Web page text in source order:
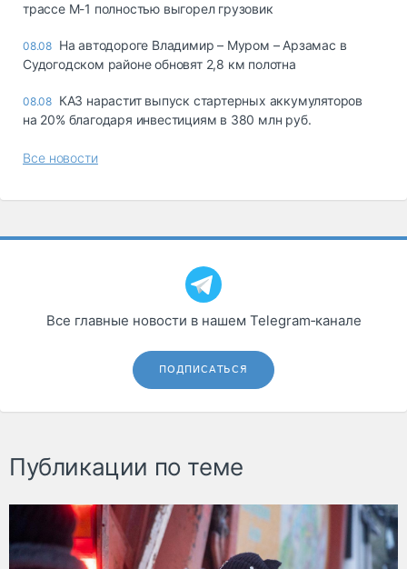
трассе М-1 полностью выгорел грузовик
08.08 На автодороге Владимир – Муром – Арзамас в
Судогодском районе обновят 2,8 км полотна
08.08 КАЗ нарастит выпуск стартерных аккумуляторов
на 20% благодаря инвестициям в 380 млн руб.
Все новости
Все главные новости в нашем Telegram‑канале
ПОДПИСАТЬСЯ
Публикации по теме